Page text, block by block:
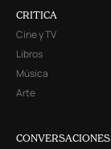
CRITICA
Cine y TV
Libros
Música
Arte
CONVERSACIONES